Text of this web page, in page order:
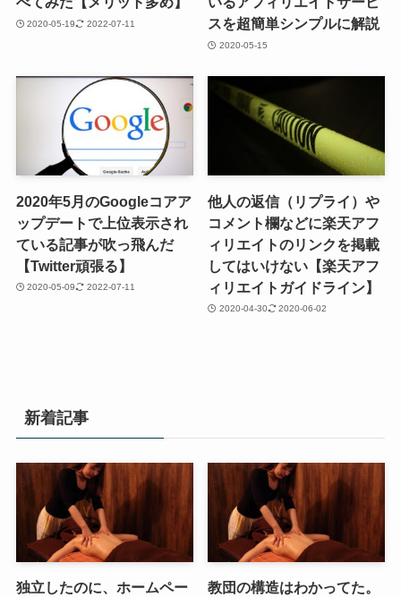
2020-05-19 2022-07-11
スを超簡単シンプルに解説
2020-05-15
2020年5月のGoogleコアア
ップデートで上位表示され
ている記事が吹っ飛んだ
【Twitter頑張る】
2020-05-09 2022-07-11
他人の返信（リプライ）や
コメント欄などに楽天アフ
ィリエイトのリンクを掲載
してはいけない【楽天アフ
ィリエイトガイドライン】
2020-04-30 2020-06-02
新着記事
独立したのに、ホームペー
教団の構造はわかってた。